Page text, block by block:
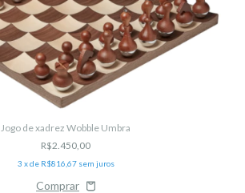
Jogo de xadrez Wobble Umbra
R$2.450,00
3 x de R$816,67 sem juros